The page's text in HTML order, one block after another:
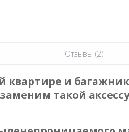
Отзывы (2)
квартире и багажник
такой